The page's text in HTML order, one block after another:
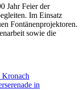
Jahr Feier der
Im Einsatz
Fontänenprojektoren.
sowie die
in